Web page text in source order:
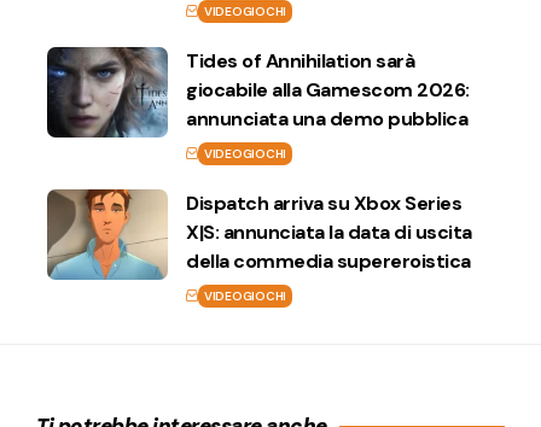
VIDEOGIOCHI
Tides of Annihilation sarà
giocabile alla Gamescom 2026:
annunciata una demo pubblica
VIDEOGIOCHI
Dispatch arriva su Xbox Series
X|S: annunciata la data di uscita
della commedia supereroistica
VIDEOGIOCHI